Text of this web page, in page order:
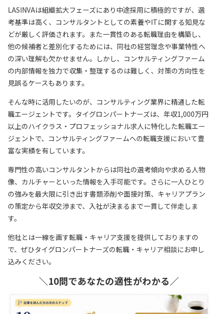
LASINVAは組織拡大フェーズにあり中途採用に積極的ですが、選
考基準は高く、コンサルタントとしての素養やITに関する知見な
どが厳しく評価されます。また一貫性のある転職理由を構築し、
他の候補者と差別化するためには、同社の経営理念や事業特性へ
の深い理解も欠かせません。しかし、コンサルティングファーム
の内部情報を独力で収集・整理するのは難しく、対策の方向性を
見誤るケースもあります。
そんな時に活用したいのが、コンサルティング業界に精通した転
職エージェントです。タイグロンパートナーズは、年収1,000万円
以上のハイクラス・プロフェッショナル求人に特化した転職エー
ジェントで、コンサルティングファームへの転職支援において豊
富な実績を有しています。
専門性の高いコンサルタントからは同社の選考傾向や求める人物
像、カルチャーといった情報を入手可能です。さらに一人ひとり
の強みを最大限に引き出す書類添削や面接対策、キャリアプラン
の策定から年収交渉まで、入社が決まるまで一貫して伴走しま
す。
他社とは一線を画す転職・キャリア支援を提供しておりますの
で、ぜひタイグロンパートナーズの転職・キャリア相談にお申し
込みください。
＼10問であなたの適性がわかる／